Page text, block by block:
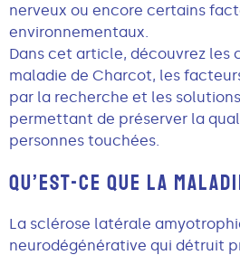
nerveux ou encore certains
environnementaux.
Dans cet article, découvrez les
maladie de Charcot, les
par la recherche et les
permettant de préserver la
personnes touchées.
QU’EST-CE QUE LA
La sclérose latérale
neurodégénérative qui détruit